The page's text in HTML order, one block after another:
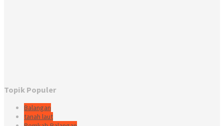
Topik Populer
Balangan
tanah laut